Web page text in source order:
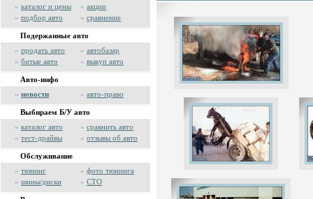
» каталог и цены » акции
» подбор авто » сравнение
Подержанные авто
» продать авто » автобазар
» битые авто » выкуп авто
Авто-инфо
» новости » авто-право
Выбираем Б/У авто
» каталог авто » сравнить авто
» тест-драйвы » отзывы об авто
Обслуживание
» тюнинг » фото тюнинга
» шины/диски » СТО